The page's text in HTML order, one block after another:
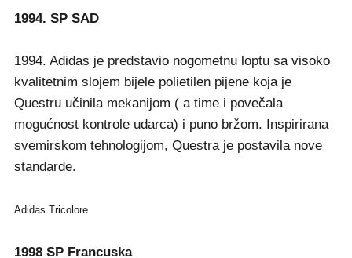
1994. SP SAD
1994. Adidas je predstavio nogometnu loptu sa visoko
kvalitetnim slojem bijele polietilen pijene koja je
Questru učinila mekanijom ( a time i povečala
mogućnost kontrole udarca) i puno bržom. Inspirirana
svemirskom tehnologijom, Questra je postavila nove
standarde.
Adidas Tricolore
1998 SP Francuska